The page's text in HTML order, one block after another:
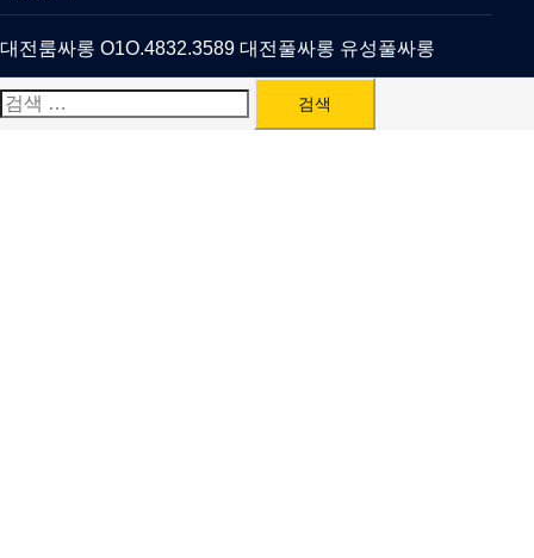
대전룸싸롱 O1O.4832.3589 대전풀싸롱 유성풀싸롱
검